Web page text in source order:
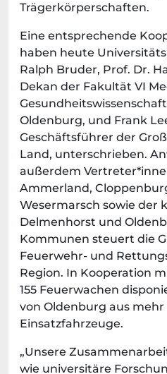
Trägerkörperschaften.
Eine entsprechende
haben heute
Ralph Bruder, Prof. Dr.
Dekan der Fakultät VI
Oldenburg, und Frank
Geschäftsführer der
Land, unterschrieben.
außerdem
Ammerland,
Wesermarsch sowie der
Delmenhorst und
Kommunen steuert die
Feuerwehr- und
Region. In Kooperation
155 Feuerwachen
von Oldenburg aus mehr
Einsatzfahrzeuge.
„Unsere
wie universitäre